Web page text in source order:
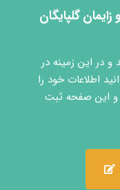
گلپایگان
در این زمینه در
اطلاعات خود را
و این صفحه ثبت